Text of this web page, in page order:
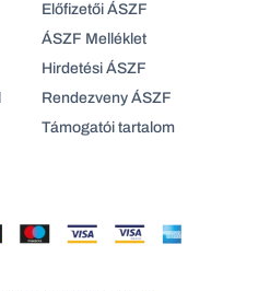
Előfizetői ÁSZF
ÁSZF Melléklet
Hirdetési ÁSZF
Rendezveny ÁSZF
Támogatói tartalom